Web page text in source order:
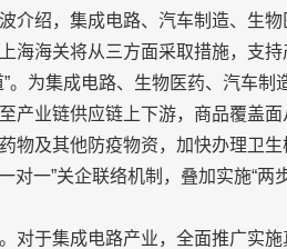
介绍，集成电路、汽车制造、生
海海关将从三方面采取措施，支持
。为集成电路、生物医药、汽车
产业链供应链上下游，商品覆盖
物及其他防疫物资，加快办理卫
对一”关企联络机制，叠加实施“
对于集成电路产业，全面推广实